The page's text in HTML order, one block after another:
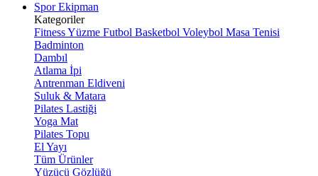
Spor Ekipman
Kategoriler
FitnessYüzme Futbol Basketbol Voleybol Masa Tenisi
Badminton
Dambıl
Atlama İpi
Antrenman Eldiveni
Suluk & Matara
Pilates Lastiği
Yoga Mat
Pilates Topu
El Yayı
Tüm Ürünler
Yüzücü Gözlüğü